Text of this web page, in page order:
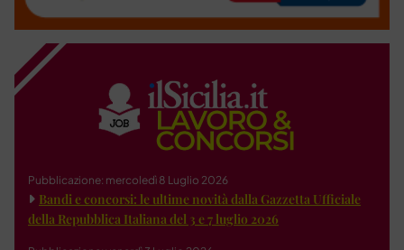
Pubblicazione: mercoledì 8 Luglio 2026
Bandi e concorsi: le ultime novità dalla Gazzetta Ufficiale
della Repubblica Italiana del 3 e 7 luglio 2026